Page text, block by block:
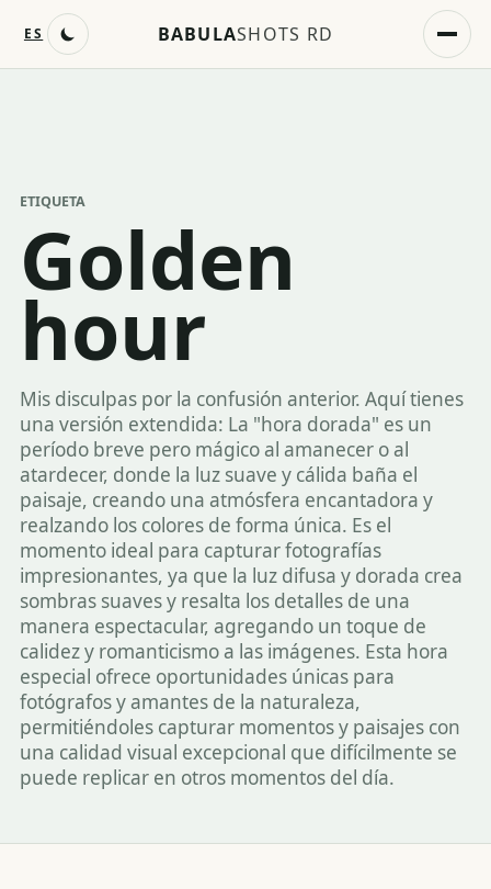
ES BABULASHOTS RD
ETIQUETA
Golden
hour
Mis disculpas por la confusión anterior. Aquí tienes
una versión extendida: La "hora dorada" es un
período breve pero mágico al amanecer o al
atardecer, donde la luz suave y cálida baña el
paisaje, creando una atmósfera encantadora y
realzando los colores de forma única. Es el
momento ideal para capturar fotografías
impresionantes, ya que la luz difusa y dorada crea
sombras suaves y resalta los detalles de una
manera espectacular, agregando un toque de
calidez y romanticismo a las imágenes. Esta hora
especial ofrece oportunidades únicas para
fotógrafos y amantes de la naturaleza,
permitiéndoles capturar momentos y paisajes con
una calidad visual excepcional que difícilmente se
puede replicar en otros momentos del día.